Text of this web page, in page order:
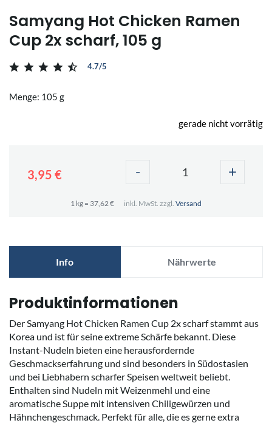
Samyang Hot Chicken Ramen
Cup 2x scharf, 105 g
4.7/5
Menge: 105 g
gerade nicht vorrätig
3,95 € - +
1 kg = 37,62 € inkl. MwSt. zzgl. Versand
Info Nährwerte
Produktinformationen
Der Samyang Hot Chicken Ramen Cup 2x scharf stammt aus
Korea und ist für seine extreme Schärfe bekannt. Diese
Instant-Nudeln bieten eine herausfordernde
Geschmackserfahrung und sind besonders in Südostasien
und bei Liebhabern scharfer Speisen weltweit beliebt.
Enthalten sind Nudeln mit Weizenmehl und eine
aromatische Suppe mit intensiven Chiligewürzen und
Hähnchengeschmack. Perfekt für alle, die es gerne extra